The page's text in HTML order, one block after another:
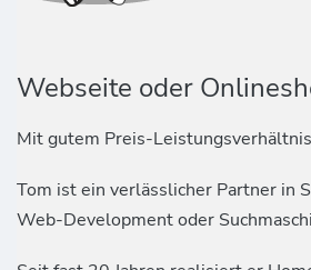
Webseite oder
Mit gutem Preis-
Tom ist ein verlässlicher Partner in
Web-Development oder